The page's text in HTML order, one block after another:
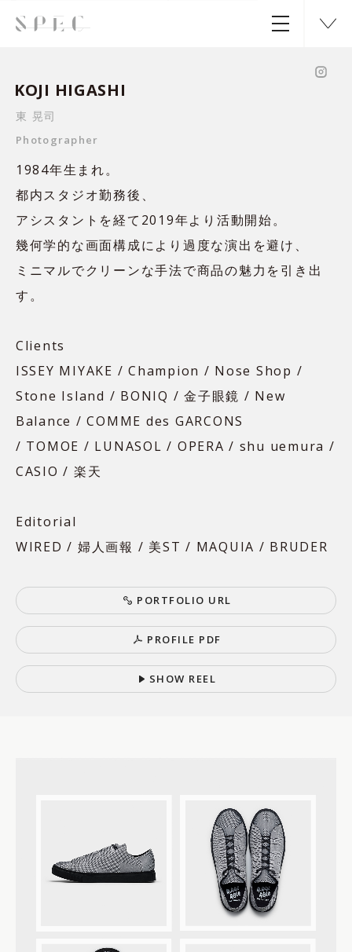
KOJI HIGASHI
東 晃司
Photographer
1984年生まれ。
都内スタジオ勤務後、
アシスタントを経て2019年より活動開始。
幾何学的な画面構成により過度な演出を避け、
ミニマルでクリーンな手法で商品の魅力を引き出
す。
Clients
ISSEY MIYAKE / Champion / Nose Shop /
Stone Island / BONIQ / 金子眼鏡 / New
Balance / COMME des GARCONS
/ TOMOE / LUNASOL / OPERA / shu uemura /
CASIO / 楽天
Editorial
WIRED / 婦人画報 / 美ST / MAQUIA / BRUDER
P ORTFOLIO U RL
P ROFI LE P DF
SH OW REEL